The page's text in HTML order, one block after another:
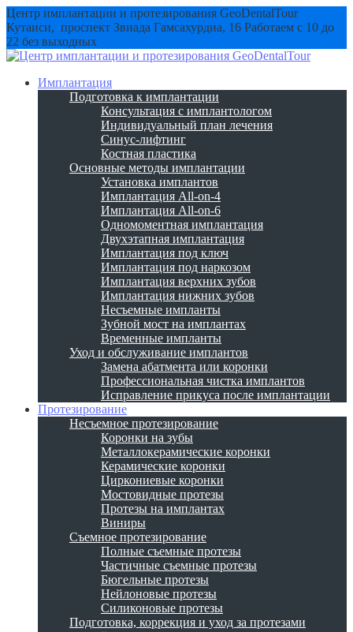
Центр имплантации и протезирования GeoDentalTour
Кутаиси, проспект Звиада Гамсахурдиа, 16 Работаем с 10 до
22 без выходных
Имплантация
Подготовка к имплантации
Консультация с имплантологом
Индивидуальный план лечения
Синус-лифтинг
Костная пластика
Основные методы имплантации
Установка имплантов
Имплантация All-on-4
Имплантация All-on-6
Одномоментная имплантация
Двухэтапная имплантация
Имплантация под ключ
Имплантация под наркозом
Имплантация верхних зубов
Имплантация нижних зубов
Несъемные импланты
Зубной мост на имплантах
Временные импланты
Уход и обслуживание имплантов
Замена абатмента или коронки
Профессиональная чистка имплантов
Исправление прикуса после имплантации
Протезирование
Несъемное протезирование
Коронки на зубы
Металлокерамические коронки
Керамические коронки
Циркониевые коронки
Мостовидные протезы
Протезы на имплантах
Виниры
Съемное протезирование
Полные съемные протезы
Частичные съемные протезы
Бюгельные протезы
Нейлоновые протезы
Силиконовые протезы
Подготовка, коррекция и уход за протезами